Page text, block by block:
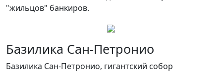
"жильцов" банкиров.
Базилика Сан-Петронио
Базилика Сан-Петронио, гигантский собор